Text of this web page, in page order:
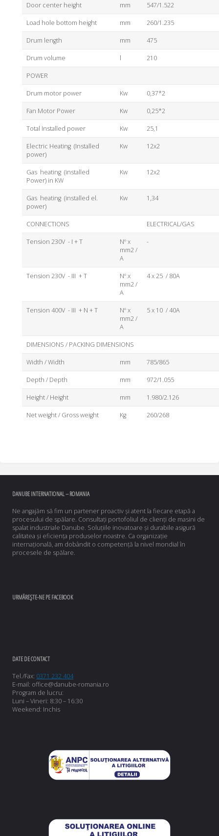
Door center height mm 547/1.522
Load hole bottom height mm 260/1.235
Drum length mm 475
Drum volume l 210
POWER
Drum motor power Kw 0,37*2
Fan Motor Power Kw 0,25*2
Total Installed power Kw 25,1
Electric Heating (Installed
power)
Kw 12x2
Gas heating (installed
Power) in KW
Kw 12x2
Gas heating (installed el.
power)
Kw 1,34
CONNECTIONS ELECTRICAL/GAS
Tension 230V - I + T
Nº x
mm2 /
A
-
Tension 230V - III + T
Nº x
mm2 /
A
4 x 25 / 80A
Tension 400V - III + N + T
Nº x
mm2 /
A
5 x 10 / 40A
DIMENSIONS / PACKING DIMENSIONS
Width / Width mm 785/865
Depth / Depth mm 972/1.055
Height / Height mm 1.980/2.126
Net weight / Gross weight Kg 260/268
DANUBE INTERNATIONAL – ROMANIA
Ne angajăm să fim un partener proactiv și atent la fiecare etapă a
procesului de spălare. Consultați portofoliul de clienți de masini de
spalat industriale Danube. Soluțiile inovatoare și durabile asigură
calitatea și eficiența produselor noastre. Ca organizație
internațională, am dobândit o competență la nivel mondial în
procesele de spălare.
URMĂREȘTE-NE PE FACEBOOK
DATE DE CONTACT
Tel./Fax: 0371 232 404
E-mail: office@danube-romania.ro
Program de lucru:
Luni – Vineri: 8:30 – 16:30
Weekend: Inchis